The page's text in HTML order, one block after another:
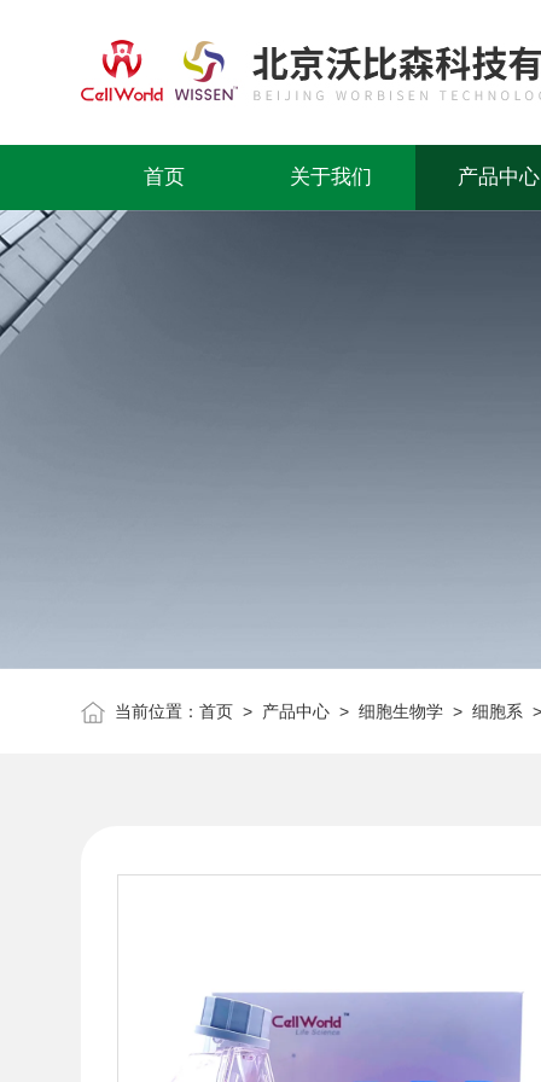
首页 关于我们 产品中心
当前位置：首页 > 产品中心 >细胞生物学 >细胞系